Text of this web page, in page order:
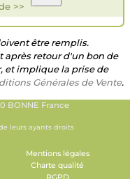
>>
être remplis.
après retour d'un bon de
et implique la prise de
Générales de Vente.
BONNE France
leurs ayants droits
Mentions légales
Charte qualité